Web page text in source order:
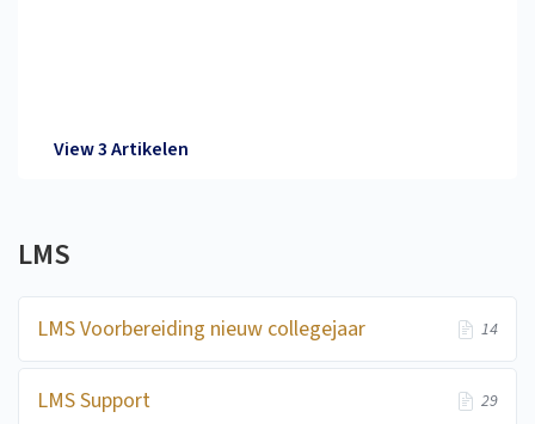
View 3 Artikelen
LMS
LMS Voorbereiding nieuw collegejaar 14
LMS Support 29